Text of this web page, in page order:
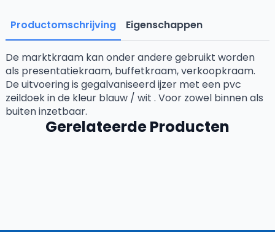
Productomschrijving Eigenschappen
De marktkraam kan onder andere gebruikt worden
als presentatiekraam, buffetkraam, verkoopkraam.
De uitvoering is gegalvaniseerd ijzer met een pvc
zeildoek in de kleur blauw / wit . Voor zowel binnen als
buiten inzetbaar.
Gerelateerde Producten